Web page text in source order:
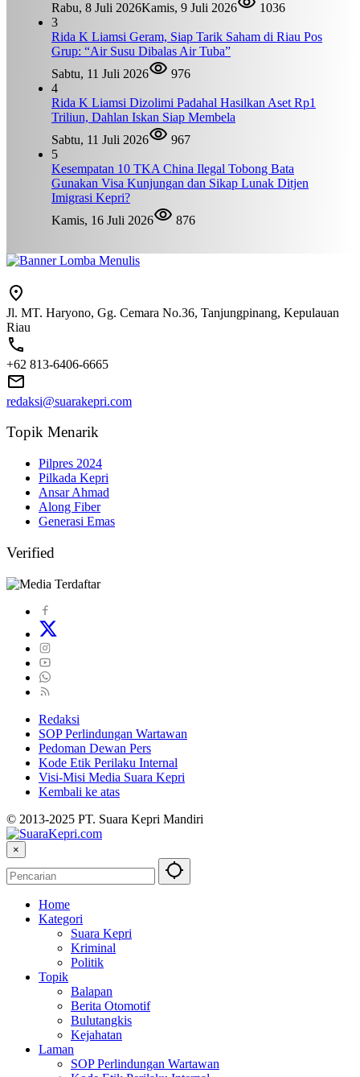
Rabu, 8 Juli 2026Kamis, 9 Juli 2026
1036
3
Rida K Liamsi Geram, Siap Tarik Saham di Riau Pos
Grup: “Air Susu Dibalas Air Tuba”
Sabtu, 11 Juli 2026
976
4
Rida K Liamsi Dizolimi Padahal Hasilkan Aset Rp1
Triliun, Dahlan Iskan Siap Membela
Sabtu, 11 Juli 2026
967
5
Kesempatan 10 TKA China Ilegal Tobong Bata
Gunakan Visa Kunjungan dan Sikap Lunak Ditjen
Imigrasi Kepri?
Kamis, 16 Juli 2026
876
Jl. MT. Haryono, Gg. Cemara No.36, Tanjungpinang, Kepulauan
Riau
+62 813-6406-6665
redaksi@suarakepri.com
Topik Menarik
Pilpres 2024
Pilkada Kepri
Ansar Ahmad
Along Fiber
Generasi Emas
Verified
Redaksi
SOP Perlindungan Wartawan
Pedoman Dewan Pers
Kode Etik Perilaku Internal
Visi-Misi Media Suara Kepri
Kembali ke atas
© 2013-2025 PT. Suara Kepri Mandiri
×
Home
Kategori
Suara Kepri
Kriminal
Politik
Topik
Balapan
Berita Otomotif
Bulutangkis
Kejahatan
Laman
SOP Perlindungan Wartawan